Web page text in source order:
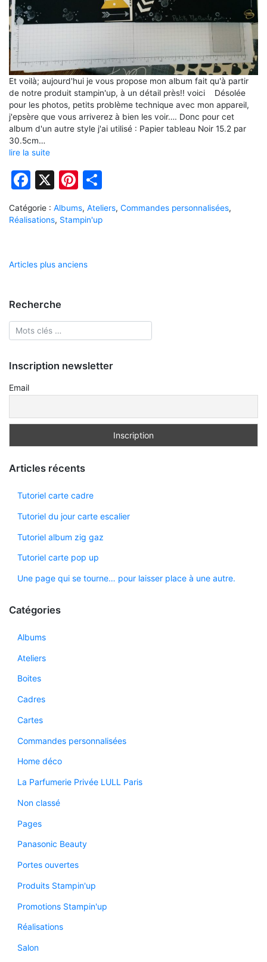
Et voilà; aujourd'hui je vous propose mon album fait qu'à partir
de notre produit stampin'up, à un détail près!! voici Désolée
pour les photos, petits problème technique avec mon appareil,
j'epsère que vous arriverez à bien les voir…. Donc pour cet
album d'un autre style j'ai utilisé : Papier tableau Noir 15.2 par
30.5cm…
lire la suite
Facebook
X Pinterest
Catégorie : Albums, Ateliers, Commandes personnalisées,
Réalisations, Stampin'up
Navigation
articles
Articles plus anciens
Recherche
Inscription newsletter
Email
Articles récents
Tutoriel carte cadre
Tutoriel du jour carte escalier
Tutoriel album zig gaz
Tutoriel carte pop up
Une page qui se tourne… pour laisser place à une autre.
Catégories
Albums
Ateliers
Boites
Cadres
Cartes
Commandes personnalisées
Home déco
La Parfumerie Privée LULL Paris
Non classé
Pages
Panasonic Beauty
Portes ouvertes
Produits Stampin'up
Promotions Stampin'up
Réalisations
Salon